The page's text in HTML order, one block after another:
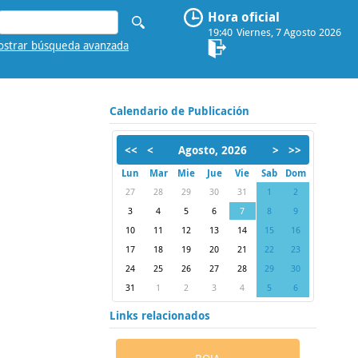
Hora oficial
19:40 Viernes, 7 Agosto 2026
búsqueda avanzada
Calendario de Publicación
<< < Agosto, 2026 > >>
Lun Mar Mie Jue Vie Sab Dom
27 28 29 30 31 1
2
3
4 5 6 7 8
9
10
11 12 13 14 15
16
17
18 19 20 21 22
23
24
25 26 27 28 29
30
31
1 2 3 4 5 6
Links relacionados